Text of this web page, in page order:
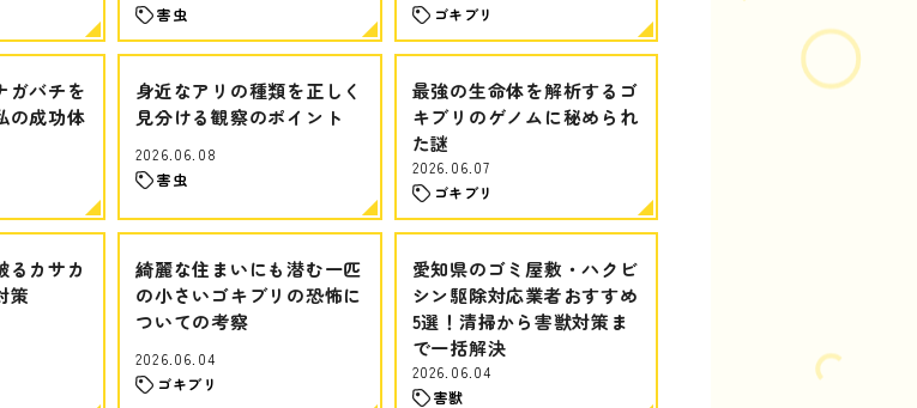
害虫
ゴキブリ
ガバチを
の成功体
身近なアリの種類を正しく
見分ける観察のポイント
2026.06.08
害虫
最強の生命体を解析するゴ
キブリのゲノムに秘められ
た謎
2026.06.07
ゴキブリ
るカサカ
策
綺麗な住まいにも潜む一匹
の小さいゴキブリの恐怖に
ついての考察
2026.06.04
ゴキブリ
愛知県のゴミ屋敷・ハクビ
シン駆除対応業者おすすめ
5選！清掃から害獣対策ま
で一括解決
2026.06.04
害獣